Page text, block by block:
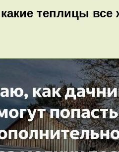
теплицы все